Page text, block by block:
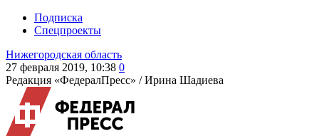
Подписка
Спецпроекты
Нижегородская область
27 февраля 2019, 10:38 0
Редакция «ФедералПресс» /Ирина Шадиева